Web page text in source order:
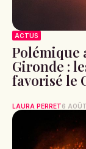
ACTUS
Polémique
Gironde :
favorisé le
LAURA PERRET6